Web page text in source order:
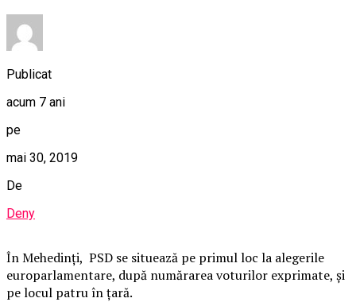
Publicat
acum 7 ani
pe
mai 30, 2019
De
Deny
În Mehedinți, PSD se situează pe primul loc la alegerile
europarlamentare, după numărarea voturilor exprimate, și
pe locul patru în țară.